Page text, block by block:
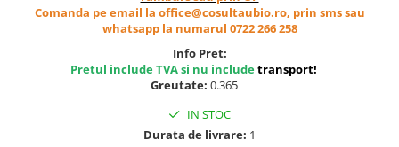
Cereale, fulgi din cereale, mic
Bauturi vegetale
Comanda pe email la office@cosultaubio.ro, prin sms sau
whatsapp la numarul 0722 266 258
Info Pret:
Pretul include TVA si nu includetransport!
Greutate: 0.365
IN STOC
Durata de livrare: 1